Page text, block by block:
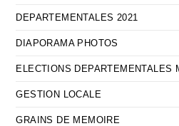
DEPARTEMENTALES 2021
DIAPORAMA PHOTOS
ELECTIONS DEPARTEMENTALES
GESTION LOCALE
GRAINS DE MEMOIRE